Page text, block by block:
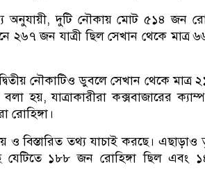
অনুযায়ী, দুটি নৌকায় মোট ৫১৪ জন
২৬৭ জন যাত্রী ছিল সেখান থেকে মাত্র
নৌকাটিও ডুবলে সেখান থেকে মাত্র
হয়, যাত্রাকারীরা কক্সবাজারের
রোহিঙ্গা।
ও বিস্তারিত তথ্য যাচাই করছে। এছাড়াও
১৮৮ জন রোহিঙ্গা ছিল এবং